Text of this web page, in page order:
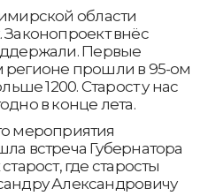
области
Законопроект внёс
Первые
регионе прошли в 95-ом
1200. Старост у нас
в конце лета.
мероприятия
встреча Губернатора
где старосты
Александровичу